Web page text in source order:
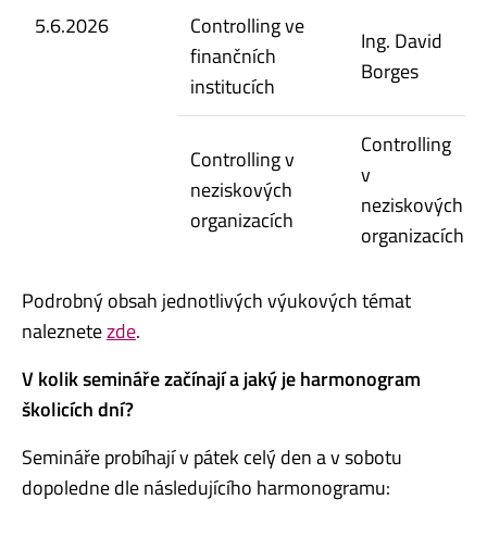
5.6.2026
Controlling ve
finančních
institucích
Ing. David
Borges
Controlling v
neziskových
organizacích
Controlling
v
neziskových
organizacích
Podrobný obsah jednotlivých výukových témat
naleznetezde.
V kolik semináře začínají a jaký je harmonogram
školicích dní?
Semináře probíhají v pátek celý den a v sobotu
dopoledne dle následujícího harmonogramu: